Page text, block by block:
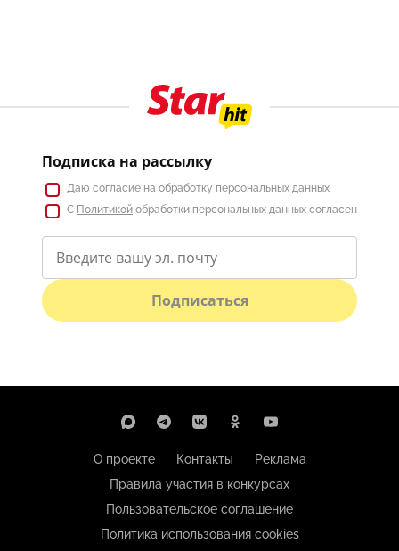
Подписка на рассылку
Даю согласие на обработку персональных данных
С Политикой обработки персональных данных согласен
Подписаться
О проекте Контакты
Реклама
Правила участия в конкурсах
Пользовательское соглашение
Политика использования cookies